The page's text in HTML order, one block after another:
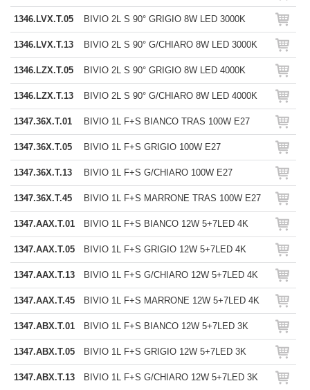
1346.LVX.T.05 BIVIO 2L S 90° GRIGIO 8W LED 3000K
1346.LVX.T.13 BIVIO 2L S 90° G/CHIARO 8W LED 3000K
1346.LZX.T.05 BIVIO 2L S 90° GRIGIO 8W LED 4000K
1346.LZX.T.13 BIVIO 2L S 90° G/CHIARO 8W LED 4000K
1347.36X.T.01 BIVIO 1L F+S BIANCO TRAS 100W E27
1347.36X.T.05 BIVIO 1L F+S GRIGIO 100W E27
1347.36X.T.13 BIVIO 1L F+S G/CHIARO 100W E27
1347.36X.T.45 BIVIO 1L F+S MARRONE TRAS 100W E27
1347.AAX.T.01 BIVIO 1L F+S BIANCO 12W 5+7LED 4K
1347.AAX.T.05 BIVIO 1L F+S GRIGIO 12W 5+7LED 4K
1347.AAX.T.13 BIVIO 1L F+S G/CHIARO 12W 5+7LED 4K
1347.AAX.T.45 BIVIO 1L F+S MARRONE 12W 5+7LED 4K
1347.ABX.T.01 BIVIO 1L F+S BIANCO 12W 5+7LED 3K
1347.ABX.T.05 BIVIO 1L F+S GRIGIO 12W 5+7LED 3K
1347.ABX.T.13 BIVIO 1L F+S G/CHIARO 12W 5+7LED 3K